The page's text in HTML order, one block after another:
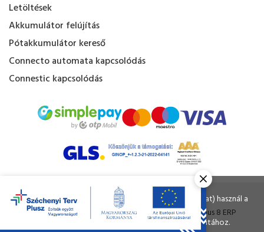
Letöltések
Akkumulátor felújítás
Pótakkumulátor kereső
Connecto automata kapcsolódás
Connestic kapcsolódás
Kapacitás Kft. © Minden jog fenntartva.
Tervezte és készítette:Vision-Software, azOctopus 8 ERP
forgalmazója.
Ahogy a legtöbb weboldal, a miénk is sütiket (cookie-kat) használ a
nagyobb felhasználói élmény érdekében.
A böngészés folytatásával Ön hozzájárul a sütik használatához.